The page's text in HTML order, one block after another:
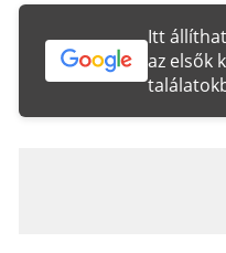
Itt
az elsők